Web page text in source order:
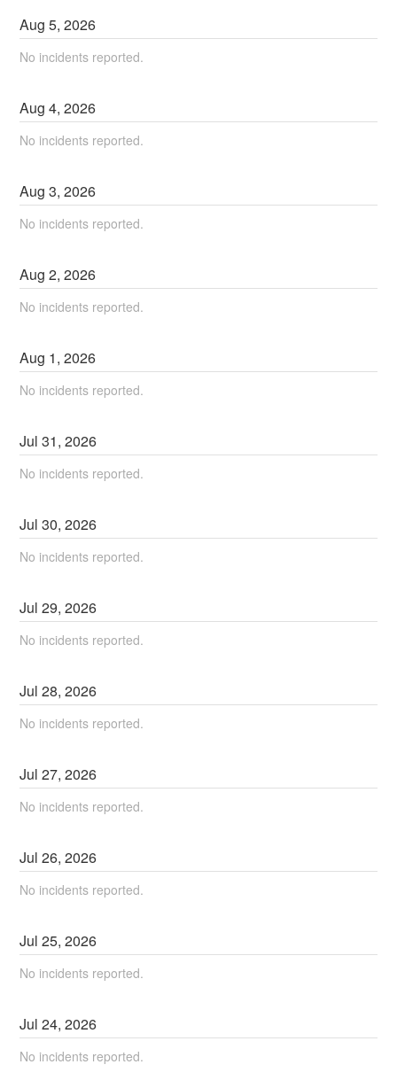
Aug5,2026
No incidents reported.
Aug4,2026
No incidents reported.
Aug3,2026
No incidents reported.
Aug2,2026
No incidents reported.
Aug 1,2026
No incidents reported.
Jul31,2026
No incidents reported.
Jul30,2026
No incidents reported.
Jul29,2026
No incidents reported.
Jul28,2026
No incidents reported.
Jul27,2026
No incidents reported.
Jul26,2026
No incidents reported.
Jul25,2026
No incidents reported.
Jul24,2026
No incidents reported.